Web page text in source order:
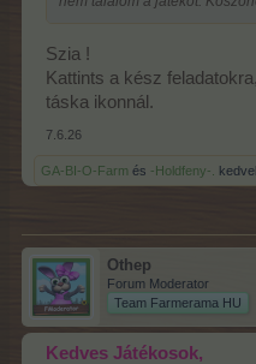
Szia !
Kattints a kész
táska ikonnál.
7.6.26
GA-BI-O-Farm és -Holdfeny-.
Othep
Forum Moderator
Team Farmerama HU
Kedves Játékosok,